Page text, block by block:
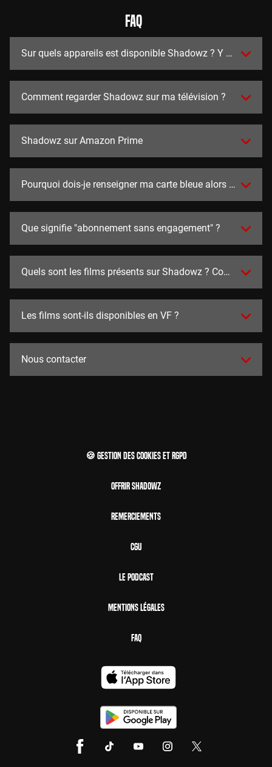
FAQ
Sur quels appareils est disponible Shadowz ? Y a t-il des
Comment regarder Shadowz sur ma télévision ?
Shadowz sur Amazon Prime
Pourquoi dois-je renseigner ma carte bleue alors que
Que signifie "abonnement sans engagement" ?
Quels sont les films présents sur Shadowz ? Combien y en
Les films sont-ils disponibles en VF ?
Nous contacter
🍪 Gestion des cookies et RGPD
Offrir Shadowz
Remerciements
CGU
Le Podcast
Mentions Légales
FAQ